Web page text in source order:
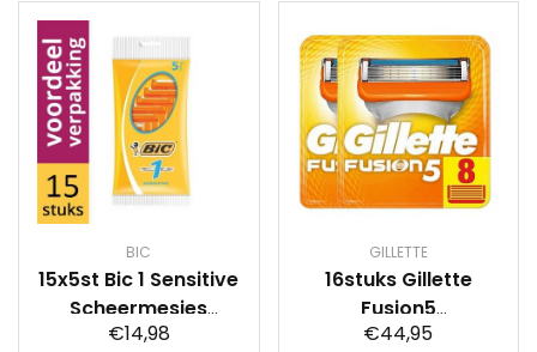
BIC
15x5st Bic 1 Sensitive
Scheermesjes
voordeelverpakking
€14,98
GILLETTE
16stuks Gillette
Fusion5
Scheermesjes
€44,95